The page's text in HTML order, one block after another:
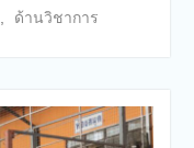
ด้านวิชาการ